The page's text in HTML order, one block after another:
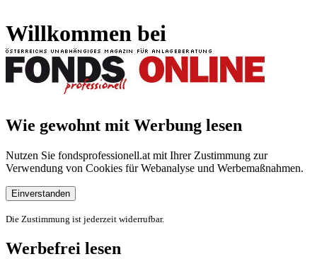
Willkommen bei
Wie gewohnt mit Werbung lesen
Nutzen Sie fondsprofessionell.at mit Ihrer Zustimmung zur
Verwendung von Cookies für Webanalyse und Werbemaßnahmen.
Einverstanden
Die Zustimmung ist jederzeit widerrufbar.
Werbefrei lesen